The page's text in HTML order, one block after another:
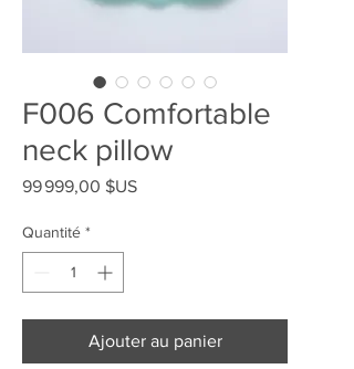
F006 Comfortable
neck pillow
99 999,00 $USPrix
Quantité *
Ajouter au panier